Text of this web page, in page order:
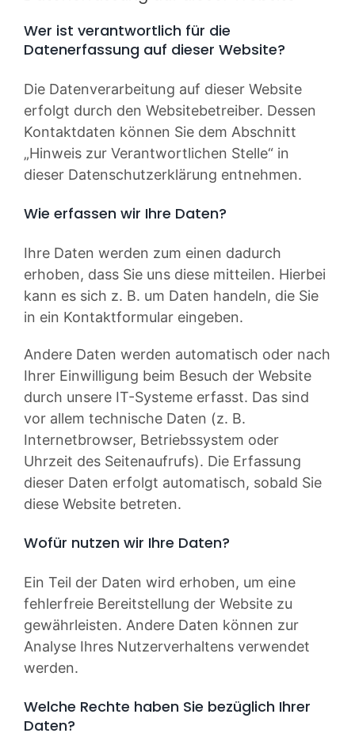
Wer ist verantwortlich für die
Datenerfassung auf dieser Website?
Die Datenverarbeitung auf dieser Website
erfolgt durch den Websitebetreiber. Dessen
Kontaktdaten können Sie dem Abschnitt
„Hinweis zur Verantwortlichen Stelle“ in
dieser Datenschutzerklärung entnehmen.
Wie erfassen wir Ihre Daten?
Ihre Daten werden zum einen dadurch
erhoben, dass Sie uns diese mitteilen. Hierbei
kann es sich z. B. um Daten handeln, die Sie
in ein Kontaktformular eingeben.
Andere Daten werden automatisch oder nach
Ihrer Einwilligung beim Besuch der Website
durch unsere IT-Systeme erfasst. Das sind
vor allem technische Daten (z. B.
Internetbrowser, Betriebssystem oder
Uhrzeit des Seitenaufrufs). Die Erfassung
dieser Daten erfolgt automatisch, sobald Sie
diese Website betreten.
Wofür nutzen wir Ihre Daten?
Ein Teil der Daten wird erhoben, um eine
fehlerfreie Bereitstellung der Website zu
gewährleisten. Andere Daten können zur
Analyse Ihres Nutzerverhaltens verwendet
werden.
Welche Rechte haben Sie bezüglich Ihrer
Daten?